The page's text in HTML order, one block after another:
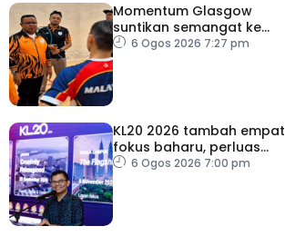
Momentum Glasgow
suntikan semangat ke
Sukan Asia 2026
6 Ogos 2026 7:27 pm
KL20 2026 tambah empat
fokus baharu, perluas
tumpuan ke lapan sektor
6 Ogos 2026 7:00 pm